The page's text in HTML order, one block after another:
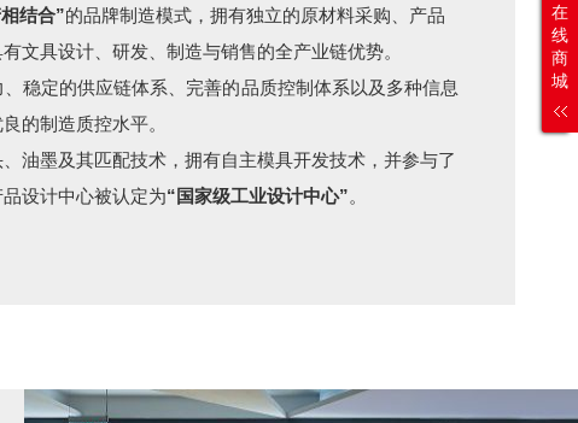
结合”的品牌制造模式，拥有独立的原材料采购、产品
文具设计、研发、制造与销售的全产业链优势。
稳定的供应链体系、完善的品质控制体系以及多种信息
的制造质控水平。
油墨及其匹配技术，拥有自主模具开发技术，并参与了
设计中心被认定为“国家级工业设计中心”。
在
线
商
城